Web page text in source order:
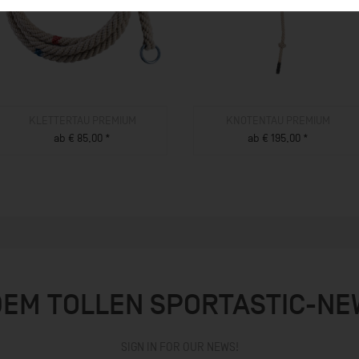
ab € 85,00 *
ab € 195,00 *
TOLLEN SPORTASTIC-